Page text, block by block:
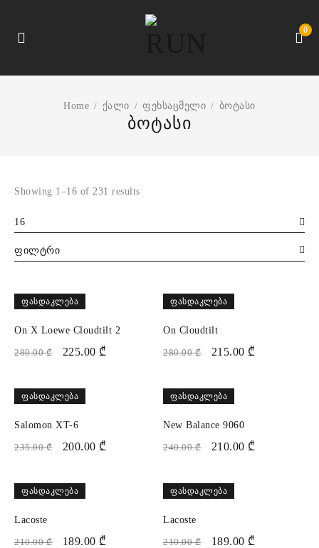
0
Home / ქალი / ფეხსაცმელი / ბოტასი
ბოტასი
ფილტრი
Showing 1–16 of 231 results
16
ᲤᲐᲡᲓᲐᲙᲚᲔᲑᲐ
On X Loewe Cloudtilt 2
280.00₾ 225.00 ₾
ᲤᲐᲡᲓᲐᲙᲚᲔᲑᲐ
On Cloudtilt
280.00₾ 215.00 ₾
ᲤᲐᲡᲓᲐᲙᲚᲔᲑᲐ
Salomon XT-6
235.00₾ 200.00 ₾
ᲤᲐᲡᲓᲐᲙᲚᲔᲑᲐ
New Balance 9060
240.00₾ 210.00 ₾
ᲤᲐᲡᲓᲐᲙᲚᲔᲑᲐ
Lacoste
210.00₾ 189.00 ₾
ᲤᲐᲡᲓᲐᲙᲚᲔᲑᲐ
Lacoste
210.00₾ 189.00 ₾